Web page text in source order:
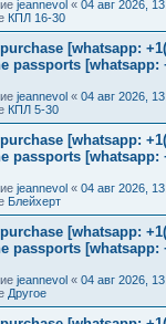
jeannevol « 04 авг 2026,
КПЛ 16-30
[whatsapp:
passports [whatsapp:
jeannevol « 04 авг 2026,
КПЛ 5-30
[whatsapp:
passports [whatsapp:
jeannevol « 04 авг 2026,
Блейхерт
[whatsapp:
passports [whatsapp:
jeannevol « 04 авг 2026,
Другое